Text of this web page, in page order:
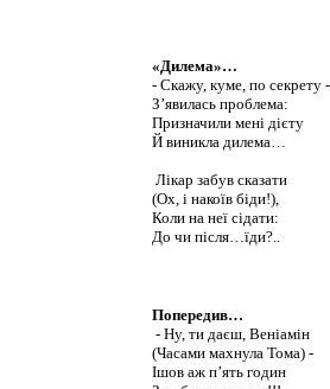
«Дилема»…
- Скажу, куме, по секрету -
З’явилась проблема:
Призначили мені дієту
Й виникла дилема…
Лікар забув сказати
(Ох, і накоїв біди!),
Коли на неї сідати:
До чи після…їди?..
Попередив…
- Ну, ти даєш, Веніамін
(Часами махнула Тома) -
Ішов аж п’ять годин